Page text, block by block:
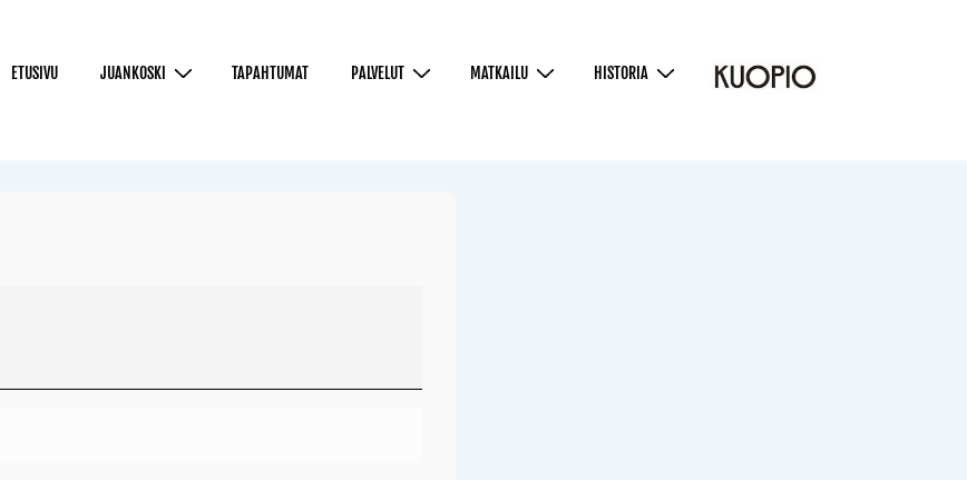
ETUSIVU JUANKOSKI TAPAHTUMAT PALVELUT MATKAILU HISTORIA